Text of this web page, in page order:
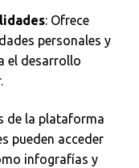
: Ofrece
personales y
el desarrollo
de la plataforma
pueden acceder
infografías y